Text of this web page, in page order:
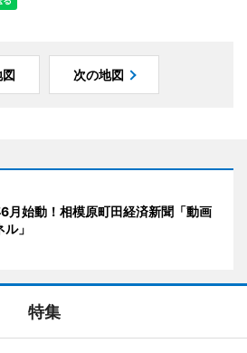
次の地図
月始動！相模原町田経済新聞「動画
」
特集